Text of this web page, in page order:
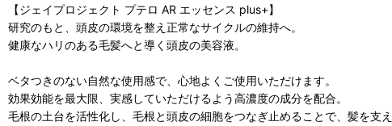
【ジェイプロジェクト プテロ AR エッセンス plus+】
研究のもと、頭皮の環境を整え正常なサイクルの維持へ。
健康なハリのある毛髪へと導く頭皮の美容液。
ベタつきのない自然な使用感で、心地よくご使用いただけます。
効果効能を最大限、実感していただけるよう高濃度の成分を配合。
毛根の土台を活性化し、毛根と頭皮の細胞をつなぎ止めることで、髪を支